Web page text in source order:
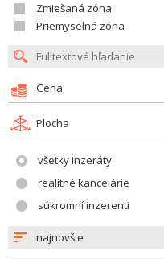
Zmiešaná zóna
Priemyselná zóna
Cena
Plocha
všetky inzeráty
realitné kancelárie
súkromní inzerenti
najnovšie